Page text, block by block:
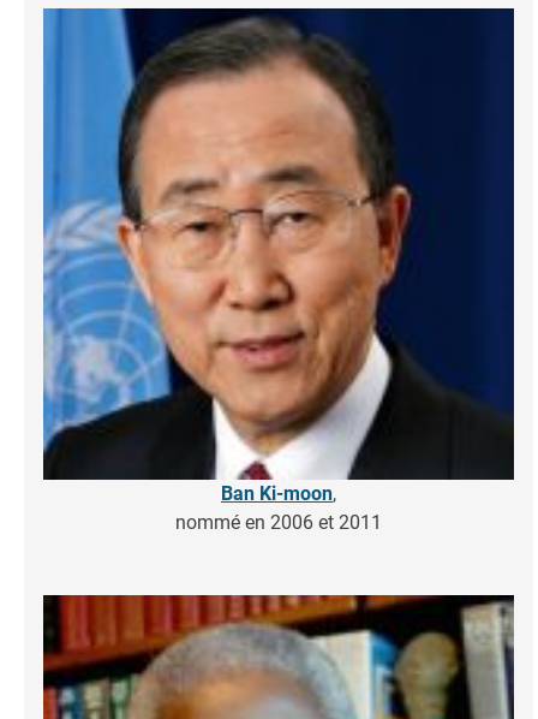
Ban Ki-moon,
nommé en 2006 et 2011